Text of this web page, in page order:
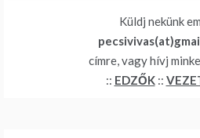
Küldj nekünk
címre, vagy hívj
:: EDZŐK::